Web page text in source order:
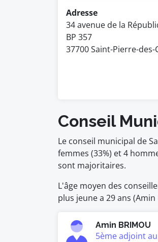
Adresse
34 avenue de la
BP 357
37700 Saint-Pierre-des-
Conseil
Le conseil municipal de
femmes (33%) et 4
sont majoritaires.
L'âge moyen des
plus jeune a 29 ans (Amin
Amin BRIMOU
5ème adjoint